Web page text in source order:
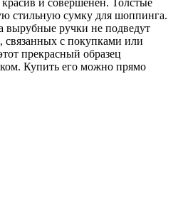
стильную сумку для шоппинга.
вырубные ручки не подведут
связанных с покупками или
прекрасный образец
Купить его можно прямо